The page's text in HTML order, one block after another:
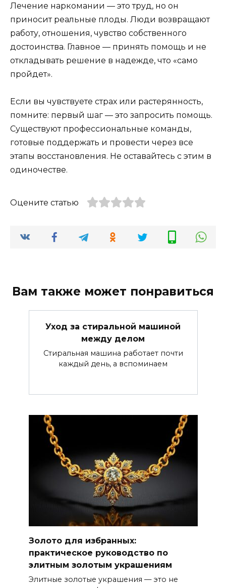
Лечение наркомании — это труд, но он
приносит реальные плоды. Люди возвращают
работу, отношения, чувство собственного
достоинства. Главное — принять помощь и не
откладывать решение в надежде, что «само
пройдет».
Если вы чувствуете страх или растерянность,
помните: первый шаг — это запросить помощь.
Существуют профессиональные команды,
готовые поддержать и провести через все
этапы восстановления. Не оставайтесь с этим в
одиночестве.
Оцените статью
Вам также может понравиться
Уход за стиральной машиной
между делом
Стиральная машина работает почти
каждый день, а вспоминаем
Золото для избранных:
практическое руководство по
элитным золотым украшениям
Элитные золотые украшения — это не